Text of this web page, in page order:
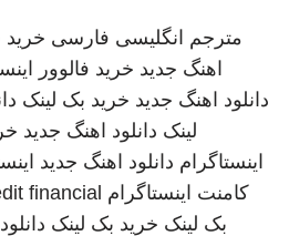
مترجم انگلیسی فارسی خرید
اهنگ جدید خرید فالوور
دانلود اهنگ جدید خرید بک لینک
لینک دانلود اهنگ جدید
اینستاگرام دانلود اهنگ جدید
کامنت اینستاگرام financial
بک لینک خرید بک لینک